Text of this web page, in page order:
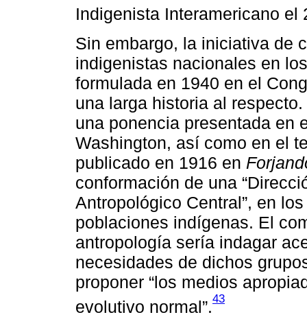
Indigenista Interamericano el
Sin embargo, la iniciativa de
indigenistas nacionales en
formulada en 1940 en el
una larga historia al
una ponencia presentada en
Washington, así como en el
publicado en 1916 en
conformación de una
Antropológico Central”, en
poblaciones indígenas. El
antropología sería indagar
necesidades de dichos
proponer “los medios
evolutivo normal”.43